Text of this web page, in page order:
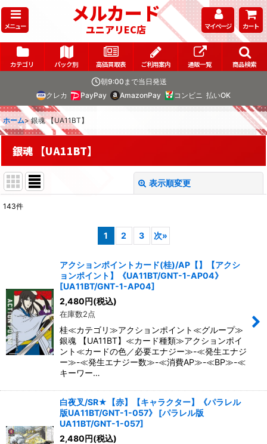
メニュー メルカード
ユニアリEC店 マイページ カート
カテゴリ パック別 高価買取表 ご利用案内 通販一覧
商品検索
朝9:00まで当日発送
クレカ
PayPay AmazonPay コンビニ 払いOK
ホーム> 銀魂 【UA11BT】
銀魂 【UA11BT】
表示順変更
143件
1 2 3 次»
アクションポイントカード(桂)/AP【】【アクシ
ョンポイント】《UA11BT/GNT-1-AP04》
[UA11BT/GNT-1-AP04]
2,480円(税込)
在庫数2点
桂≪カテゴリ≫アクションポイント≪グループ≫
銀魂 【UA11BT】≪カード種類≫アクションポイ
ント≪カードの色／必要エナジー≫-≪発生エナジ
ー≫-≪発生エナジー数≫-≪消費AP≫-≪BP≫-≪
キーワー…
白夜叉/SR★【赤】【キャラクター】《パラレル
版UA11BT/GNT-1-057》
[パラレル版
UA11BT/GNT-1-057]
2,480円(税込)